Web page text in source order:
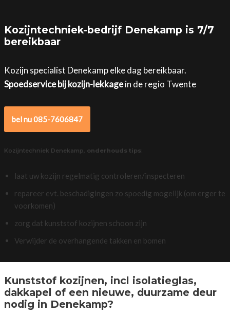
Kozijntechniek-bedrijf Denekamp is 7/7
bereikbaar
Kozijn specialist Denekamp elke dag bereikbaar.
Spoedservice bij kozijn-lekkagein de regio Twente
bel nu 085-7606847
Kozijntechniek Denekamp, onderhouds tips:
laat uw kozijn regelmatig controleren/inspecteren
repareer evt. beschadigingen zo spoedig mogelijk (om erger te
voorkomen)
zorg dat kunststof kozijnen schoon zijn
Verwijder de overhangende takken en bomen
Kunststof kozijnen, incl isolatieglas,
dakkapel of een nieuwe, duurzame deur
nodig in Denekamp?